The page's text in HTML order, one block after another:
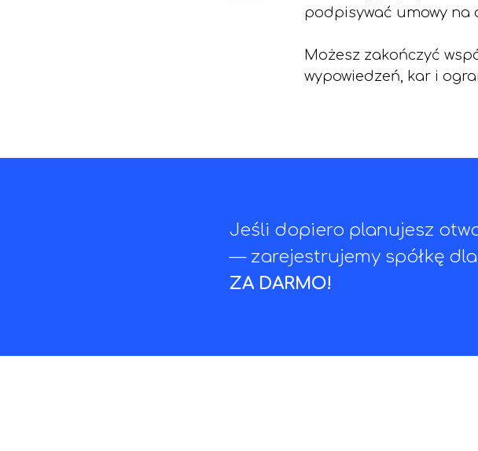
podpisywać umowy na
Możesz zakończyć
wypowiedzeń, kar i
Jeśli dopiero planujesz
— zarejestrujemy spółkę
ZA DARMO!